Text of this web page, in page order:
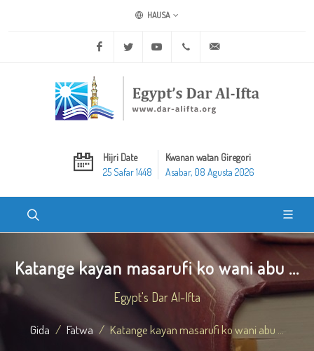
HAUSA
Facebook Twitter Youtube +20 2 25970400
Hijri Date
25 Safar 1448
Kwanan watan Giregori
Asabar, 08 Agusta 2026
Katange kayan masarufi ko wani abu ...
Egypt's Dar Al-Ifta
Gida Fatwa Katange kayan masarufi ko wani abu ...